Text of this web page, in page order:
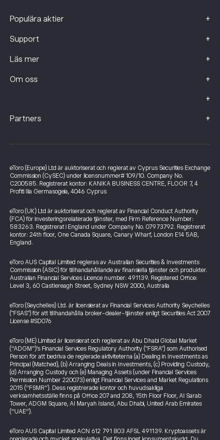
Populära aktier +
Support +
Läs mer +
Om oss +
+
Partners +
eToro (Europe) Ltd är auktoriserat och reglerat av Cyprus Securities Exchange
Commission (CySEC) under licensnummer# 109/10. Company No.
C200585. Registrerat kontor: KANIKA BUSINESS CENTRE, FLOOR 7, 4
Profiti Ilia Germasogeia, 4046 Cyprus
eToro (UK) Ltd är auktoriserat och reglerat av Financial Conduct Authority
(FCA) för investeringsrelaterade tjänster, med Firm Reference Number:
583263. Registrerat i England under Company No. 07973792. Registrerat
kontor: 24th floor, One Canada Square, Canary Wharf, London E14 5AB,
England.
eToro AUS Capital Limited regleras av Australian Securities & Investments
Commission (ASIC) för tillhandahållande av finansiella tjänster och produkter.
Australian Financial Services Licence number: 491139. Registered Office:
Level 3, 60 Castlereagh Street, Sydney NSW 2000, Australia
eToro (Seychelles) Ltd. är licensierat av Financial Services Authority Seychelles
("FSAS") för att tillhandahålla broker-dealer-tjänster enligt Securities Act 2007
License #SD076
eToro (ME) Limited är licensierat och reglerat av Abu Dhabi Global Market
(“ADGM”)’s Financial Services Regulatory Authority ("FSRA") som Authorised
Person för att bedriva de reglerade aktiviteterna (a) Dealing in Investments as
Principal (Matched), (b) Arranging Deals in Investments, (c) Providing Custody,
(d) Arranging Custody och (e) Managing Assets (under Financial Services
Permission Number 220073) enligt Financial Services and Market Regulations
2015 (“FSMR”). Dess registrerade kontor och huvudsakliga
verksamhetsställe finns på Office 207 and 208, 15th Floor Floor, Al Sarab
Tower, ADGM Square, Al Maryah Island, Abu Dhabi, United Arab Emirates
(“UAE”).
eToro AUS Capital Limited ACN 612 791 803 AFSL 491139. Kryptoassets är